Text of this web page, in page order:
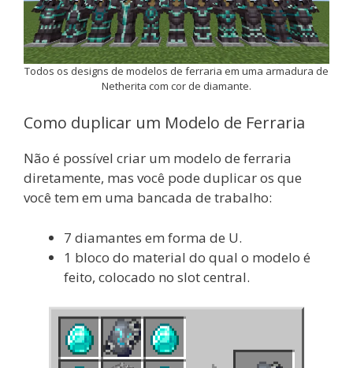
Todos os designs de modelos de ferraria em uma armadura de
Netherita com cor de diamante.
Como duplicar um Modelo de Ferraria
Não é possível criar um modelo de ferraria
diretamente, mas você pode duplicar os que
você tem em uma bancada de trabalho:
7 diamantes em forma de U.
1 bloco do material do qual o modelo é
feito, colocado no slot central.